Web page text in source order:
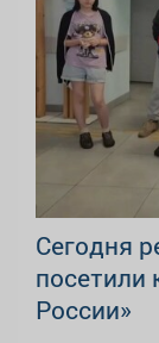
Сегодня
посетили
России»